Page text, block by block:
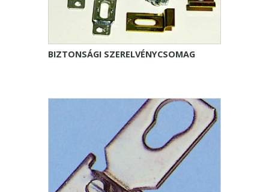
BIZTONSÁGI SZERELVÉNYCSOMAG